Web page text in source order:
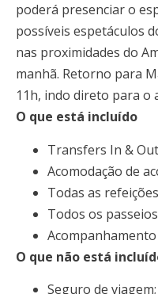
poderá presenciar o
possíveis espetáculos
nas proximidades do
manhã. Retorno para
11h, indo direto para
O que está incluído
Transfers In &
Acomodação de
Todas as
Todos os
O que não está
Seguro de viagem;